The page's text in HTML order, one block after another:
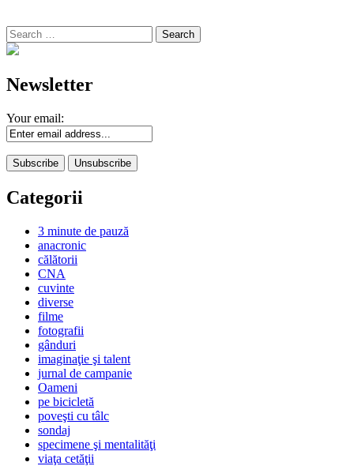
Search
for:
Newsletter
Your email:
Categorii
3 minute de pauză
anacronic
călătorii
CNA
cuvinte
diverse
filme
fotografii
gânduri
imaginaţie şi talent
jurnal de campanie
Oameni
pe bicicletă
poveşti cu tâlc
sondaj
specimene şi mentalităţi
viaţa cetăţii